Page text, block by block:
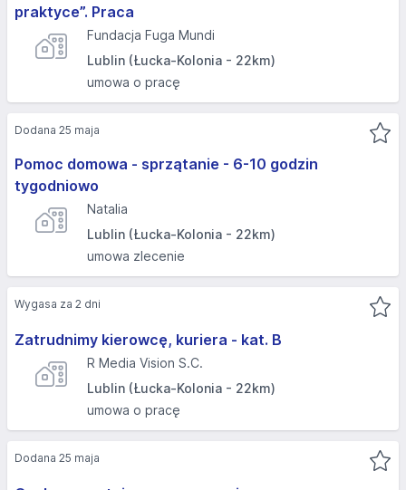
praktyce”. Praca
Fundacja Fuga Mundi
Lublin (Łucka-Kolonia - 22km)
umowa o pracę
Pomoc domowa - sprzątanie - 6-10 godzin
tygodniowo
Natalia
Lublin (Łucka-Kolonia - 22km)
umowa zlecenie
Dodana 25 maja
Zatrudnimy kierowcę, kuriera - kat. B
R Media Vision S.C.
Lublin (Łucka-Kolonia - 22km)
umowa o pracę
Wygasa za 2 dni
Dodana 25 maja